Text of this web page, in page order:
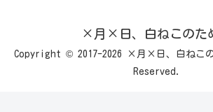
×月×日、白ねこのた
Copyright © 2017-2026 ×月×日、白ねこ
Reserved.